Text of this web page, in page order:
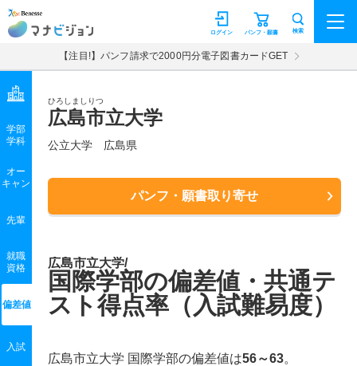
マナビジョン パンフ・願書
ログイン 検索
【注目!】パンフ請求で2000円分電子図書カードGET
ひろしましりつ
広島市立大学
公立大学 広島県
パンフ・願書取り寄せ
学部
学科
オー
キャン
先輩
就職
資格
偏差値
入試
広島市立大学/
国際学部の偏差値・共通テ
スト得点率（入試難易度）
広島市立大学 国際学部の偏差値は56～63。